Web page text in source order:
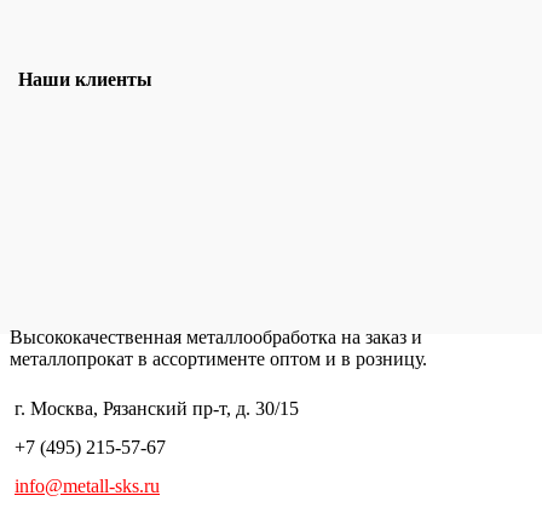
Наши клиенты
Высококачественная металлообработка на заказ и
металлопрокат в ассортименте оптом и в розницу.
г. Москва, Рязанский пр-т, д. 30/15
+7 (495) 215-57-67
info@metall-sks.ru